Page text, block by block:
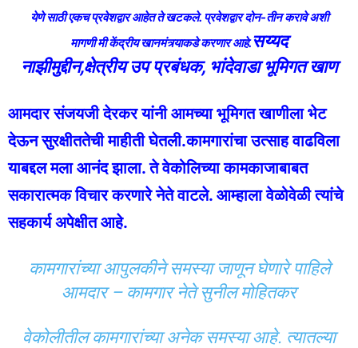
येणे साठी एकच प्रवेशद्वार आहेत ते खटकले. प्रवेशद्वार दोन-तीन करावे अशी
मागणी मी केंद्रीय खानमंत्र्याकडे करणार आहे.सय्यद
नाझीमुद्दीन,क्षेत्रीय उप प्रबंधक, भांदेवाडा भूमिगत खाण
आमदार संजयजी देरकर यांनी आमच्या भूमिगत खाणीला भेट
देऊन सुरक्षीततेची माहीती घेतली.कामगारांचा उत्साह वाढविला
याबद्दल मला आनंद झाला. ते वेकोलिच्या कामकाजाबाबत
सकारात्मक विचार करणारे नेते वाटले. आम्हाला वेळोवेळी त्यांचे
सहकार्य अपेक्षीत आहे.
कामगारांच्या आपुलकीने समस्या जाणून घेणारे पाहिले
आमदार – कामगार नेते सुनील मोहितकर
वेकोलीतील कामगारांच्या अनेक समस्या आहे. त्यातल्या